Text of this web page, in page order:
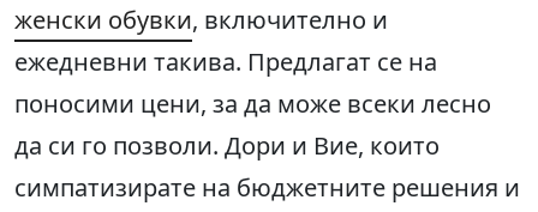
женски обувки, включително и
ежедневни такива. Предлагат се на
поносими цени, за да може всеки лесно
да си го позволи. Дори и Вие, които
симпатизирате на бюджетните решения и